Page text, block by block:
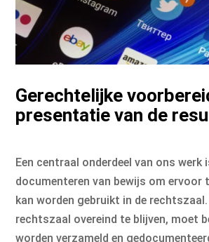
Gerechtelijke
presentatie van de
Een centraal onderdeel van ons werk
documenteren van bewijs om ervoor
kan worden gebruikt in de rechtszaal.
rechtszaal overeind te blijven, moet
worden verzameld en